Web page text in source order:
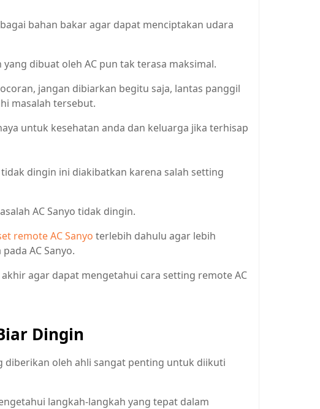
bahan bakar agar dapat menciptakan udara
dibuat oleh AC pun tak terasa maksimal.
jangan dibiarkan begitu saja, lantas panggil
masalah tersebut.
untuk kesehatan anda dan keluarga jika terhisap
dingin ini diakibatkan karena salah setting
AC Sanyo tidak dingin.
remote AC Sanyo terlebih dahulu agar lebih
AC Sanyo.
agar dapat mengetahui cara setting remote AC
Dingin
diberikan oleh ahli sangat penting untuk diikuti
langkah-langkah yang tepat dalam